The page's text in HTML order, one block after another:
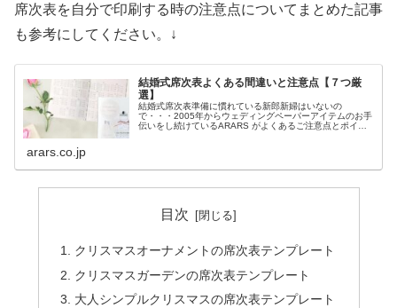
席次表を自分で印刷する時の注意点についてまとめた記事
も参考にしてください。↓
結婚式席次表よくある間違いと注意点【７つ厳
選】
結婚式席次表準備に慣れている新郎新婦はいないの
で・・・2005年からウェディングペーパーアイテムのお手
伝いをし続けているARARS がよくあるご注意点とポイン
arars.co.jp
目次
クリスマスオーナメントの席次表テンプレート
クリスマスガーデンの席次表テンプレート
大人シンプルクリスマスの席次表テンプレート